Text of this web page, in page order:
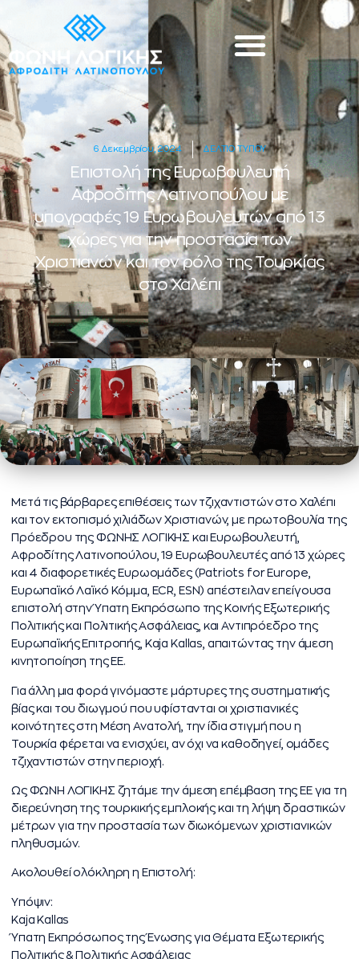
6 Δεκεμβρίου, 2024 ΔΕΛΤΙΟ ΤΥΠΟΥ
Επιστολή της Ευρωβουλευτή
Αφροδίτης Λατινοπούλου με
υπογραφές 19 Ευρωβουλευτών από 13
χώρες για την προστασία των
Χριστιανών και τον ρόλο της Τουρκίας
στο Χαλέπι
Μετά τις βάρβαρες επιθέσεις των τζιχαντιστών στο Χαλέπι
και τον εκτοπισμό χιλιάδων Χριστιανών, με πρωτοβουλία της
Πρόεδρου της ΦΩΝΗΣ ΛΟΓΙΚΗΣ και Ευρωβουλευτή,
Αφροδίτης Λατινοπούλου, 19 Ευρωβουλευτές από 13 χώρες
και 4 διαφορετικές Ευρωομάδες (Patriots for Europe,
Ευρωπαϊκό Λαϊκό Κόμμα, ECR, ESN) απέστειλαν επείγουσα
επιστολή στην Ύπατη Εκπρόσωπο της Κοινής Εξωτερικής
Πολιτικής και Πολιτικής Ασφάλειας, και Αντιπρόεδρο της
Ευρωπαϊκής Επιτροπής, Kaja Kallas, απαιτώντας την άμεση
κινητοποίηση της ΕΕ.
Για άλλη μια φορά γινόμαστε μάρτυρες της συστηματικής
βίας και του διωγμού που υφίστανται οι χριστιανικές
κοινότητες στη Μέση Ανατολή, την ίδια στιγμή που η
Τουρκία φέρεται να ενισχύει, αν όχι να καθοδηγεί, ομάδες
τζιχαντιστών στην περιοχή.
Ως ΦΩΝΗ ΛΟΓΙΚΗΣ ζητάμε την άμεση επέμβαση της ΕΕ για τη
διερεύνηση της τουρκικής εμπλοκής και τη λήψη δραστικών
μέτρων για την προστασία των διωκόμενων χριστιανικών
πληθυσμών.
Ακολουθεί ολόκληρη η Επιστολή:
Υπόψιν:
Kaja Kallas
Ύπατη Εκπρόσωπος της Ένωσης για Θέματα Εξωτερικής
Πολιτικής & Πολιτικής Ασφάλειας